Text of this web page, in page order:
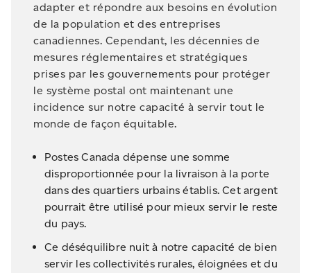
adapter et répondre aux besoins en évolution
de la population et des entreprises
canadiennes. Cependant, les décennies de
mesures réglementaires et stratégiques
prises par les gouvernements pour protéger
le système postal ont maintenant une
incidence sur notre capacité à servir tout le
monde de façon équitable.
Postes Canada dépense une somme
disproportionnée pour la livraison à la porte
dans des quartiers urbains établis. Cet argent
pourrait être utilisé pour mieux servir le reste
du pays.
Ce déséquilibre nuit à notre capacité de bien
servir les collectivités rurales, éloignées et du